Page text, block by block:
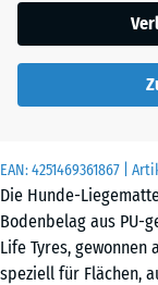
EAN:4251469361867 |
Die Hunde-
Bodenbelag aus PU-
Life Tyres,
speziell für Flächen,
anders angegeben)
für die
x
50
x 4
cm